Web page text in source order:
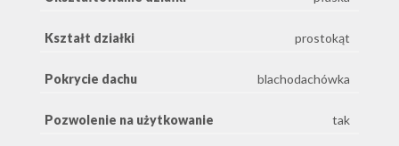
Kształt działki prostokąt
Pokrycie dachu blachodachówka
Pozwolenie na użytkowanie tak